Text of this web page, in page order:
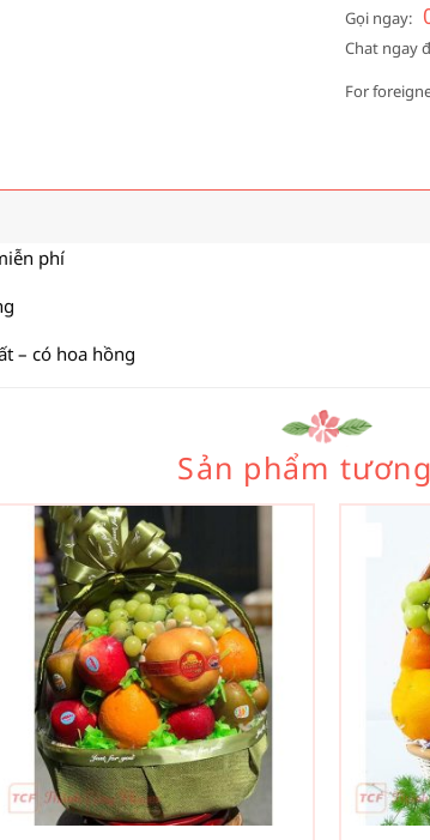
Gọi ngay:
Chat ngay
For
phí
– có hoa hồng
Sản phẩm